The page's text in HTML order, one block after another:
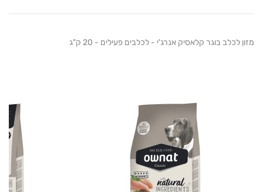
בוגר קלאסיק אנרג'י - לכלבים פעילים - 20 ק"ג